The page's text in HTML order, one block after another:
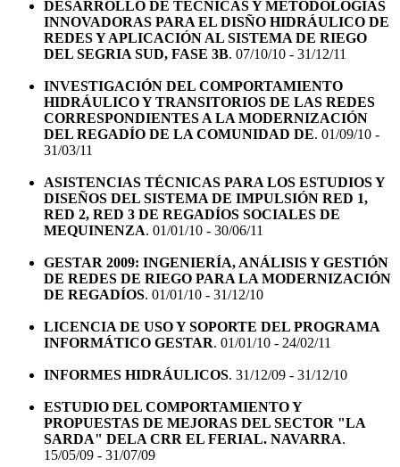
DESARROLLO DE TÉCNICAS Y METODOLOGÍAS
INNOVADORAS PARA EL DISÑO HIDRÁULICO DE
REDES Y APLICACIÓN AL SISTEMA DE RIEGO
DEL SEGRIA SUD, FASE 3B. 07/10/10 - 31/12/11
INVESTIGACIÓN DEL COMPORTAMIENTO
HIDRÁULICO Y TRANSITORIOS DE LAS REDES
CORRESPONDIENTES A LA MODERNIZACIÓN
DEL REGADÍO DE LA COMUNIDAD DE. 01/09/10 -
31/03/11
ASISTENCIAS TÉCNICAS PARA LOS ESTUDIOS Y
DISEÑOS DEL SISTEMA DE IMPULSIÓN RED 1,
RED 2, RED 3 DE REGADÍOS SOCIALES DE
MEQUINENZA. 01/01/10 - 30/06/11
GESTAR 2009: INGENIERÍA, ANÁLISIS Y GESTIÓN
DE REDES DE RIEGO PARA LA MODERNIZACIÓN
DE REGADÍOS. 01/01/10 - 31/12/10
LICENCIA DE USO Y SOPORTE DEL PROGRAMA
INFORMÁTICO GESTAR. 01/01/10 - 24/02/11
INFORMES HIDRÁULICOS. 31/12/09 - 31/12/10
ESTUDIO DEL COMPORTAMIENTO Y
PROPUESTAS DE MEJORAS DEL SECTOR "LA
SARDA" DELA CRR EL FERIAL. NAVARRA.
15/05/09 - 31/07/09